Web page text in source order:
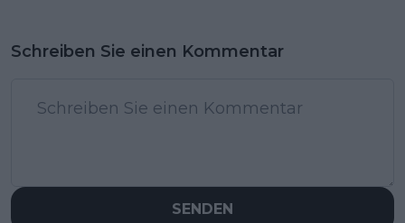
Schreiben Sie einen Kommentar
SENDEN